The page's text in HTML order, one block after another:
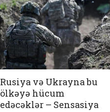
Rusiya və Ukrayna bu
ölkəyə hücum
edəcəklər – Sensasiya